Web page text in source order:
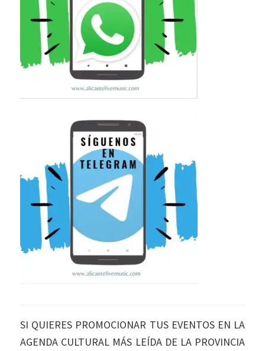
SI QUIERES PROMOCIONAR TUS EVENTOS EN LA
AGENDA CULTURAL MÁS LEÍDA DE LA PROVINCIA